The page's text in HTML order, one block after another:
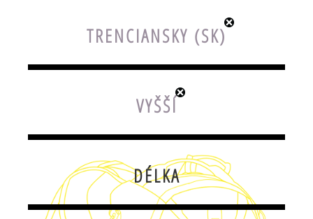
TRENCIANSKY (SK)
VYŠŠÍ
DÉLKA